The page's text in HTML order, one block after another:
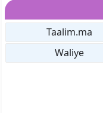
Taalim.ma
Waliye